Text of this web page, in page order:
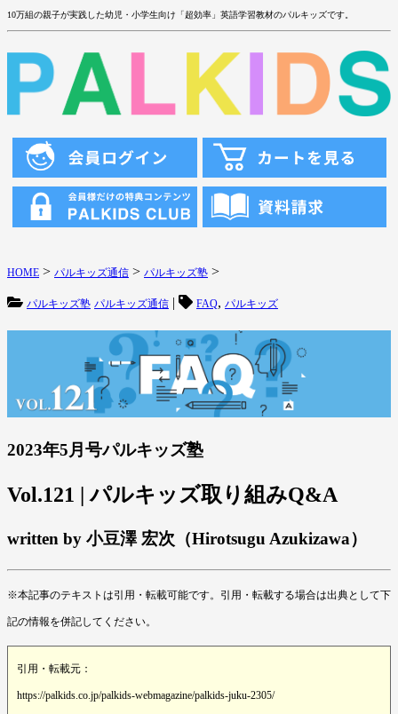
10万組の親子が実践した幼児・小学生向け「超効率」英語学習教材のパルキッズです。
HOME > パルキッズ通信 > パルキッズ塾 >
パルキッズ塾 パルキッズ通信 | FAQ, パルキッズ
2023年5月号パルキッズ塾
Vol.121 | パルキッズ取り組みQ&A
written by 小豆澤 宏次（Hirotsugu Azukizawa）
※本記事のテキストは引用・転載可能です。引用・転載する場合は出典として下
記の情報を併記してください。
引用・転載元：
https://palkids.co.jp/palkids-webmagazine/palkids-juku-2305/